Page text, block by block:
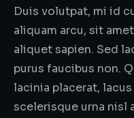
Duis volutpat, mi id
aliquam arcu, sit
aliquet sapien. Sed
purus faucibus non.
lacinia placerat,
scelerisque urna nisl